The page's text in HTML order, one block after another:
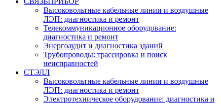
Высоковольтные кабельные линии и воздушные
ЛЭП: диагностика и ремонт
Телекоммуникационное оборудование:
диагностика и ремонт
Энергоаудит и диагностика зданий
Трубопроводы: трассировка и поиск
неисправностей
СТЭЛЛ
Высоковольтные кабельные линии и воздушные
ЛЭП: диагностика и ремонт
Электротехническое оборудование: диагностика и